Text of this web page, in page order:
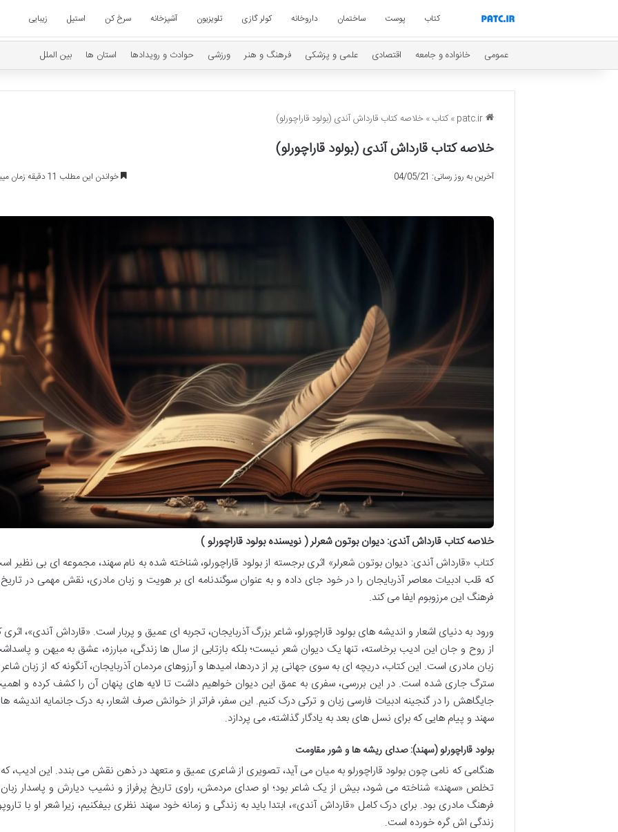
کتاب پوست ساختمان داروخانه کولر گازی تلویزیون آشپزخانه سرخ کن استیل زیبایی
عمومی خانواده و جامعه اقتصادی علمی و پزشکی فرهنگ و هنر ورزشی حوادث و رویدادها استان ها بین الملل
patc.ir
» کتاب » خلاصه کتاب قارداش آندی (بولود قاراچورلو)
خلاصه کتاب قارداش آندی (بولود قاراچورلو)
آخرین به روز رسانی: 04/05/21 خواندن این مطلب 11 دقیقه زمان میبرد
خلاصه کتاب قارداش آندی: دیوان بوتون شعرلر ( نویسنده بولود قاراچورلو )
کتاب «قارداش آندی: دیوان بوتون شعرلر» اثری برجسته از بولود قاراچورلو، شناخته شده به نام سهند، مجموعه ای بی نظیر
که قلب ادبیات معاصر آذربایجان را در خود جای داده و به عنوان سوگندنامه ای بر هویت و زبان مادری، نقش مهمی در
فرهنگ این مرزوبوم ایفا می کند.
ورود به دنیای اشعار و اندیشه های بولود قاراچورلو، شاعر بزرگ آذربایجان، تجربه ای عمیق و پربار است. «قارداش آندی»، اثری
از روح و جان این ادیب برخاسته، تنها یک دیوان شعر نیست؛ بلکه بازتابی از سال ها زندگی، مبارزه، عشق به میهن و
زبان مادری است. این کتاب، دریچه ای به سوی جهانی پر از دردها، امیدها و آرزوهای مردمان آذربایجان، آنگونه که از زبان
سترگ جاری شده است. در این بررسی، سفری به عمق این دیوان خواهیم داشت تا لایه های پنهان آن را کشف کرده و
جایگاهش را در گنجینه ادبیات فارسی زبان و ترکی درک کنیم. این سفر، فراتر از خوانش صرف اشعار، به درک جانمایه اندیشه
سهند و پیام هایی که برای نسل های بعد به یادگار گذاشته، می پردازد.
بولود قاراچورلو (سهند): صدای ریشه ها و شور مقاومت
هنگامی که نامی چون بولود قاراچورلو به میان می آید، تصویری از شاعری عمیق و متعهد در ذهن نقش می بندد. این ادیب، که
تخلص «سهند» شناخته می شود، بیش از یک شاعر بود؛ او صدای مردمش، راوی تاریخ پرفراز و نشیب دیارش و پاسدار
فرهنگ مادری بود. برای درک کامل «قارداش آندی»، ابتدا باید به زندگی و زمانه خود سهند نظری بیفکنیم، زیرا شعر او با
زندگی اش گره خورده است.